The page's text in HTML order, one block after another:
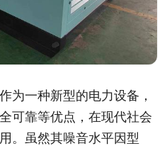
为一种新型的电力设备，
可靠等优点，在现代社会
。虽然其噪音水平因型